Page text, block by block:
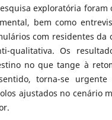
exploratória
bem como
com residentes da
qualitativa. Os
no que tange à
torna-se
ajustados no cenário